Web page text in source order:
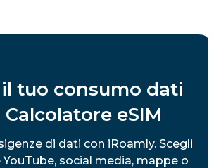
il tuo consumo dati
eSIM
di dati con iRoamly. Scegli
social media, mappe o